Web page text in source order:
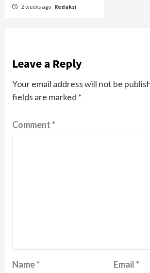
2 weeks ago Redaksi
Leave a Reply
Your email address will not be
fields are marked *
Comment*
Name* Email*